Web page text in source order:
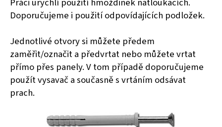
Doporučujeme i použití odpovídajících podložek.
Jednotlivé otvory si můžete předem
zaměřit/označit a předvrtat nebo můžete vrtat
přímo přes panely. V tom případě doporučujeme
použít vysavač a současně s vrtáním odsávat
prach.